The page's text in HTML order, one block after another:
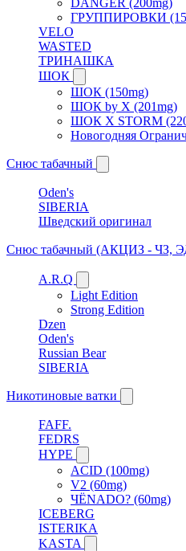
ГРУППИРОВКИ
VELO
WASTED
ТРИНАШКА
ШОК
ШОК (150mg)
ШОК by X (201mg)
ШОК X STORM
Новогодняя
Снюс табачный
Oden's
SIBERIA
Шведский оригинал
Снюс табачный (АКЦИЗ - ЧЗ,
A.R.Q
Light Edition
Strong Edition
Dzen
Oden's
Russian Bear
SIBERIA
Никотиновые ватки
FAFF.
FEDRS
HYPE
ACID (100mg)
V2 (60mg)
ЧЁNADO? (60mg)
ICEBERG
ISTERIKA
KASTA